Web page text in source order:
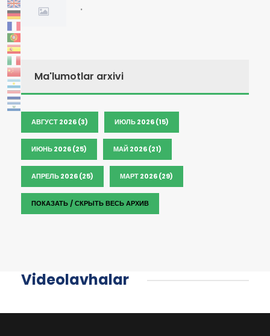
.
Ma'lumotlar arxivi
АВГУСТ 2026 (3) ИЮЛЬ 2026 (15)
ИЮНЬ 2026 (25) МАЙ 2026 (21)
АПРЕЛЬ 2026 (25) МАРТ 2026 (29)
ПОКАЗАТЬ / СКРЫТЬ ВЕСЬ АРХИВ
Videolavhalar